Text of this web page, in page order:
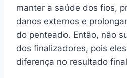
manter a saúde dos fios,
danos externos e
do penteado. Então, não
dos finalizadores, pois
diferença no resultado